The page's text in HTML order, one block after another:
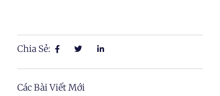
Chia Sẻ:
Các Bài Viết Mới